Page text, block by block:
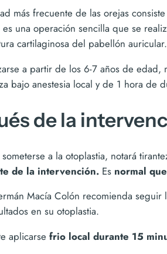
más frecuente de las orejas
es una operación sencilla que se
cartilaginosa del pabellón
a partir de los 6-7 años de
bajo anestesia local y de 1 hora de
de la
a la otoplastia, notará
de la intervención. Es normal
Macía Colón recomienda
en su otoplastia.
aplicarse frio local durante 15